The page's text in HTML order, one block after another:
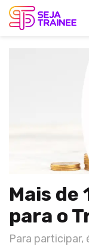
Mais de
para o
Para participar,